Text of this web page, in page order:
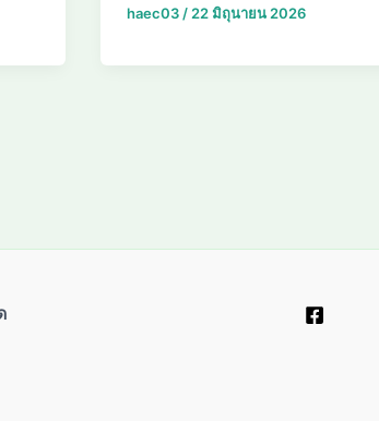
haec03 / 22 มิถุนายน 2026